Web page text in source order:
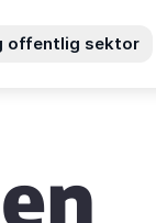
offentlig sektor